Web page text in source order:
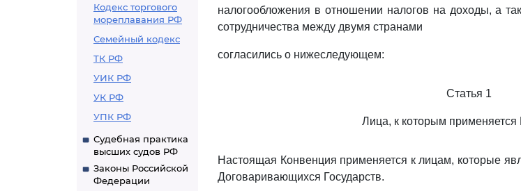
Кодекс торгового
мореплавания РФ
Семейный кодекс
ТК РФ
УИК РФ
УК РФ
УПК РФ
Судебная практика
высших судов РФ
Законы Российской
Федерации
налогообложения в отношении налогов на доходы, а
сотрудничества между двумя странами
согласились о нижеследующем:
Статья 1
Лица, к которым применяется
Настоящая Конвенция применяется к лицам, которые
Договаривающихся Государств.